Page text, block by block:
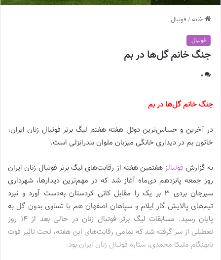
خانه/ فوتبال
فوتبال
جنگ خانم گل‌ها در بم
0
جنگ خانم گل‌ها در بم
در آخرین و حساس‌ترین دوئل هفته هفتم لیگ برتر فوتبال زنان ایران،
خاتون بم در دیداری خانگی میزبان ملوان بندرانزلی است.
به گزارش فوتبالزهفتمین هفته از رقابت‌های لیگ برتر فوتبال زنان ایران
روز جمعه پانزدهم دی‌ماه آغاز شد که در مهم‌ترین دیدارها، شهرداری
سیرجان بردی 3 بر یک را مقابل کانی کردستان به‌دست آورد و نبرد
تیم‌های پالایش گاز ایلام و سپاهان اصفهان هم با تساوی بدون گل به
پایان رسید. مسابقات لیگ برتر فوتبال زنان در حالی بعد از 14 روز
تعطیلی از سر گرفته شد که تمامی رقابت‌های این هفته، تحت تاثیر فوت
نابهنگام ملیکا محمدی، ستاره فوتبال زنان ایران بود.